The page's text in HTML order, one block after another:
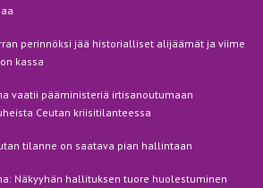
perinnöksi jää historialliset alijäämät ja viime
kassa
vaatii pääministeriä irtisanoutumaan
Ceutan kriisitilanteessa
tilanne on saatava pian hallintaan
Näkyyhän hallituksen tuore huolestuminen